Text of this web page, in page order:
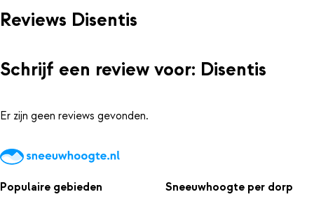
Reviews Disentis
Schrijf een review voor: Disentis
Er zijn geen reviews gevonden.
Populaire gebieden Sneeuwhoogte per dorp